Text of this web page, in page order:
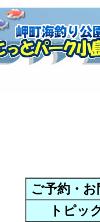
ご予約・お
トピッ